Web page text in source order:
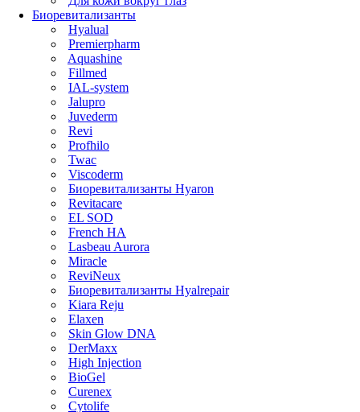
Биоревитализанты
Hyalual
Premierpharm
Aquashine
Fillmed
IAL-system
Jalupro
Juvederm
Revi
Profhilo
Twac
Viscoderm
Биоревитализанты Hyaron
Revitacare
EL SOD
French HA
Lasbeau Aurora
Miracle
ReviNeux
Биоревитализанты Hyalrepair
Kiara Reju
Elaxen
Skin Glow DNA
DerMaxx
High Injection
BioGel
Curenex
Cytolife